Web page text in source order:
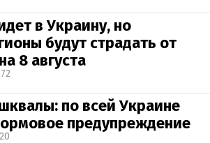
в Украину, но
будут страдать от
8 августа
по всей Украине
предупреждение